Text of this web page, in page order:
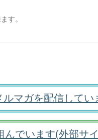
す。
マガを配信してい
んでいます(外部サ